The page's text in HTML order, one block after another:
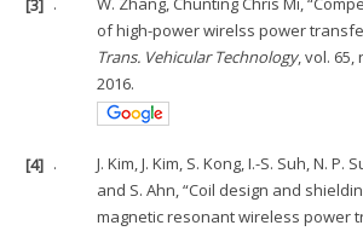
of high-power wirelss power
Trans. Vehicular Technology, vol. 65,
2016.
[4] .
J. Kim, J. Kim, S. Kong, I.-S. Suh, N. P.
and S. Ahn, “Coil design and
magnetic resonant wireless power